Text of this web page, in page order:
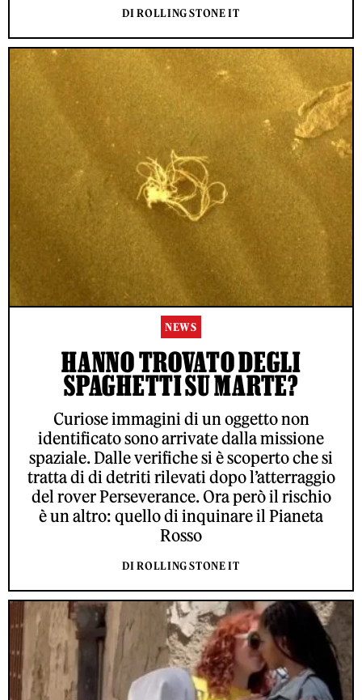
DI ROLLING STONE IT
NEWS
HANNO TROVATO DEGLI
SPAGHETTI SU MARTE?
Curiose immagini di un oggetto non
identificato sono arrivate dalla missione
spaziale. Dalle verifiche si è scoperto che si
tratta di di detriti rilevati dopo l’atterraggio
del rover Perseverance. Ora però il rischio
è un altro: quello di inquinare il Pianeta
Rosso
DI ROLLING STONE IT